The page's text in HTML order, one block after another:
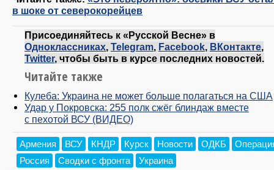
в шоке от северокорейцев
Присоединяйтесь к «Русской Весне» в
Одноклассниках, Telegram, Facebook, ВКонтакте,
Twitter, чтобы быть в курсе последних новостей.
Читайте также
Кулеба: Украина не может больше полагаться на США
Удар у Покровска: 255 полк сжёг блиндаж вместе
с пехотой ВСУ (ВИДЕО)
Армения ВСУ КНДР Курск Новости ОДКБ
Россия
Сводки с фронта Украина